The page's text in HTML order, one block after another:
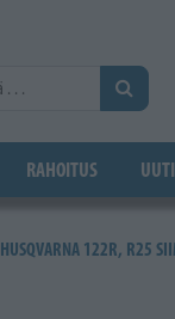
RAHOITUS
HUSQVARNA 122R, R25